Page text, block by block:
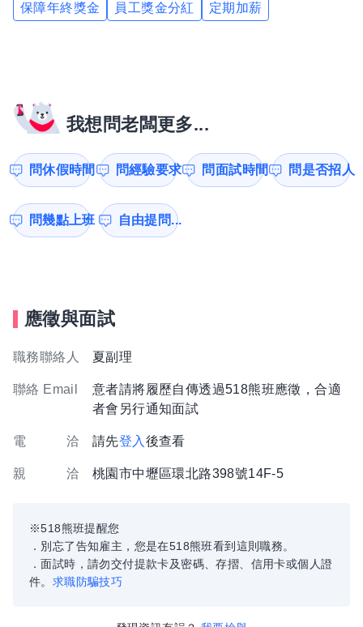
保障年終獎金 員工獎金分紅 定期加薪
我想問老闆更多...
問休假時間 問經驗要求 問面試時間 問是否招人
問幾點上班 自由提問...
應徵與面試
職務聯絡人 夏副理
聯絡 Email
意者請將履歷自傳透過518熊班應徵，合適
者會另行通知面試
電 洽 請先登入 後查看
親 洽 桃園市中壢區環北路398號14F-5
※518熊班提醒您
．別忘了告知雇主，您是在518熊班看到這則職務。
．面試時，請勿交付提款卡及密碼、存摺、信用卡或個人證
件。 求職防騙技巧